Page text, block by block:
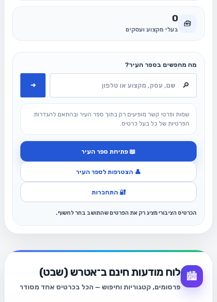
🧰
0
בעלי מקצוע ועסקים
מה מחפשים בספר העיר?
➜
שמות ופרטי קשר מופיעים רק בתוך ספר העיר ובהתאם להגדרות
הפרטיות של כל בעל כרטיס.
📖 פתיחת ספר העיר
👤 הצטרפות לספר העיר
🔐 התחברות
הכרטיס הציבורי מציג רק את הפרטים שהתושב בחר לחשוף.
🏙️ לוח מודעות חינם ב־אטרש (שבט)
פרסומים, קטגוריות וחיפוש — הכל בכרטיס אחד מסודר